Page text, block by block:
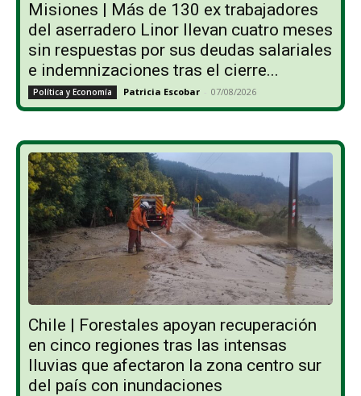
Misiones | Más de 130 ex trabajadores
del aserradero Linor llevan cuatro meses
sin respuestas por sus deudas salariales
e indemnizaciones tras el cierre...
Política y Economía Patricia Escobar - 07/08/2026
Chile | Forestales apoyan recuperación
en cinco regiones tras las intensas
lluvias que afectaron la zona centro sur
del país con inundaciones